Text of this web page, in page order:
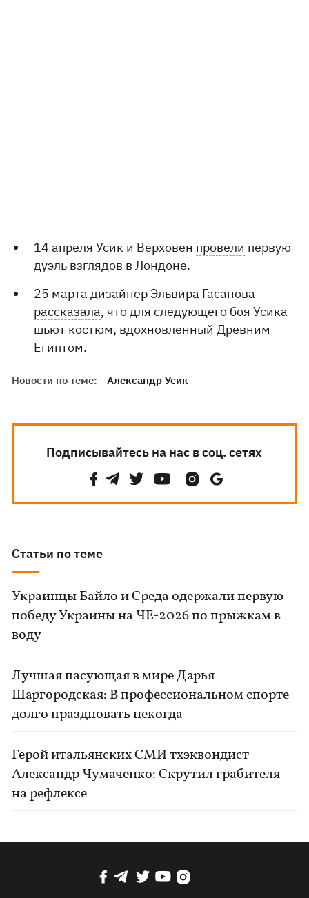
14 апреля Усик и Верховен провели первую
дуэль взглядов в Лондоне.
25 марта дизайнер Эльвира Гасанова
рассказала, что для следующего боя Усика
шьют костюм, вдохновленный Древним
Египтом.
Новости по теме: Александр Усик
Подписывайтесь на нас в соц. сетях
Статьи по теме
Украинцы Байло и Среда одержали первую
победу Украины на ЧЕ-2026 по прыжкам в
воду
Лучшая пасующая в мире Дарья
Шаргородская: В профессиональном спорте
долго праздновать некогда
Герой итальянских СМИ тхэквондист
Александр Чумаченко: Скрутил грабителя
на рефлексе